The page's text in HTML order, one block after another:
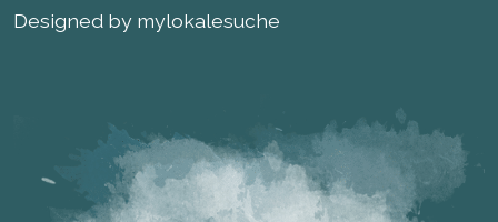
Designed by mylokalesuche